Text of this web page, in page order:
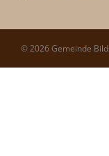
© 2026 Gemeinde